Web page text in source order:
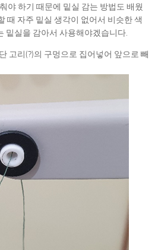
야 하기 때문에 밑실 감는 방법도 배웠
때 자주 밑실 생각이 없어서 비슷한 색
밑실을 감아서 사용해야겠습니다.
고리(?)의 구멍으로 집어넣어 앞으로 빼